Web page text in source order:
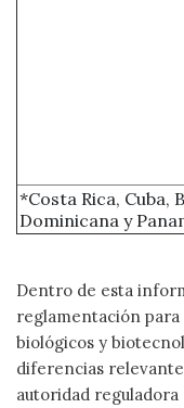
*Costa Rica, Cuba,
Dominicana y
Dentro de esta
reglamentación
biológicos y
diferencias
autoridad